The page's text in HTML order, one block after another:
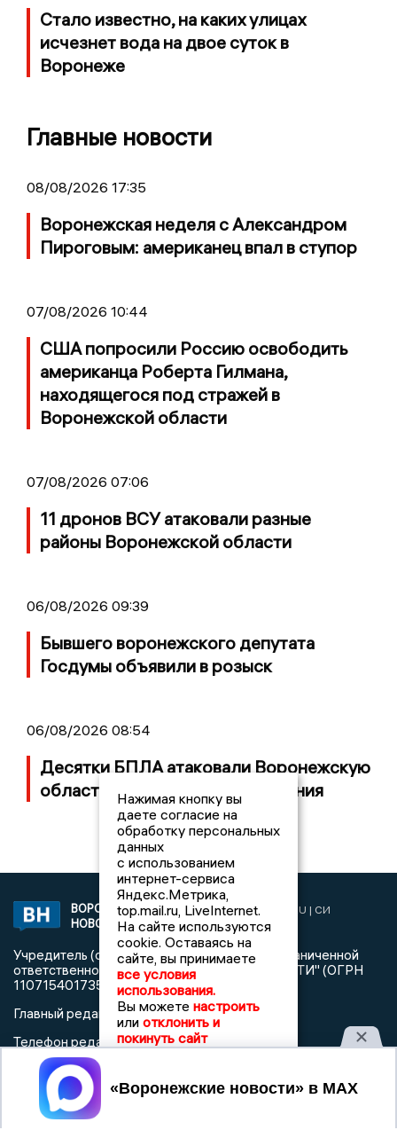
Стало известно, на каких улицах
исчезнет вода на двое суток в
Воронеже
Главные новости
08/08/2026 17:35
Воронежская неделя с Александром
Пироговым: американец впал в ступор
07/08/2026 10:44
США попросили Россию освободить
американца Роберта Гилмана,
находящегося под стражей в
Воронежской области
07/08/2026 07:06
11 дронов ВСУ атаковали разные
районы Воронежской области
06/08/2026 09:39
Бывшего воронежского депутата
Госдумы объявили в розыск
06/08/2026 08:54
Десятки БПЛА атаковали Воронежскую
область ночью, есть повреждения
ВОРОНЕЖСКИЕ
НОВОСТИ
2019 © VORONEZHNEWS.RU | СИ
«Воронежские новости»
Учредитель (соучредители): Общество с ограниченной
ответственностью "РЕГИОНАЛЬНЫЕ НОВОСТИ" (ОГРН
1107154017354)
Главный редактор: Пирогов А.А.
Телефон редакции: +7 (473) 262 77 92
Электронная почта редакции:
Регистрационный номер: серия Эл № ФС 77 - 75880 от 13
июня 2019г. согласно выписке из реестра
зарегистрированных средств массовой информации
Нажимая кнопку вы
даете согласие на
обработку персональных
данных
с использованием
интернет-сервиса
Яндекс.Метрика,
top.mail.ru, LiveInternet.
На сайте используются
cookie. Оставаясь на
сайте, вы принимаете
все условия
использования.
Вы можете настроить
или отклонить и
покинуть сайт
Принять